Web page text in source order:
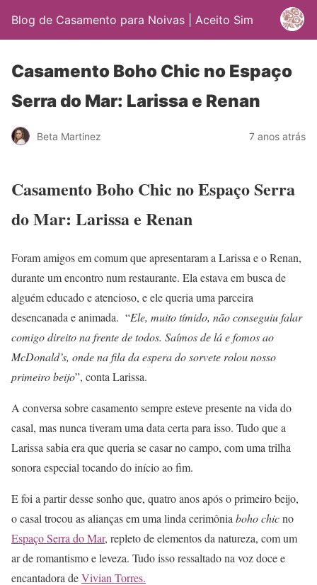
Blog de Casamento para Noivas | Aceito Sim
Casamento Boho Chic no Espaço
Serra do Mar: Larissa e Renan
Beta Martinez 7 anos atrás
Casamento Boho Chic no Espaço Serra
do Mar: Larissa e Renan
Foram amigos em comum que apresentaram a Larissa e o Renan,
durante um encontro num restaurante. Ela estava em busca de
alguém educado e atencioso, e ele queria uma parceira
desencanada e animada. “Ele, muito tímido, não conseguiu falar
comigo direito na frente de todos. Saímos de lá e fomos ao
McDonald’s, onde na fila da espera do sorvete rolou nosso
primeiro beijo”, conta Larissa.
A conversa sobre casamento sempre esteve presente na vida do
casal, mas nunca tiveram uma data certa para isso. Tudo que a
Larissa sabia era que queria se casar no campo, com uma trilha
sonora especial tocando do início ao fim.
E foi a partir desse sonho que, quatro anos após o primeiro beijo,
o casal trocou as alianças em uma linda cerimônia boho chicno
Espaço Serra do Mar, repleto de elementos da natureza, com um
ar de romantismo e leveza. Tudo isso ressaltado na voz doce e
encantadora deVivian Torres.